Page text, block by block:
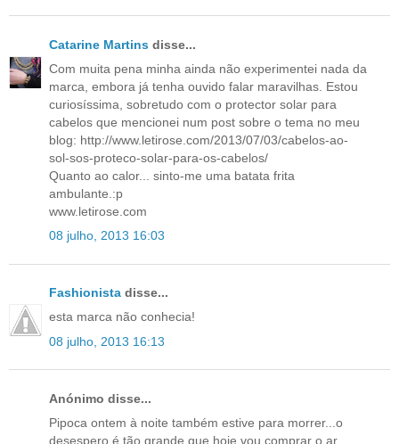
Catarine Martins disse...
Com muita pena minha ainda não experimentei nada da
marca, embora já tenha ouvido falar maravilhas. Estou
curiosíssima, sobretudo com o protector solar para
cabelos que mencionei num post sobre o tema no meu
blog: http://www.letirose.com/2013/07/03/cabelos-ao-
sol-sos-proteco-solar-para-os-cabelos/
Quanto ao calor... sinto-me uma batata frita
ambulante.:p
www.letirose.com
08 julho, 2013 16:03
Fashionista disse...
esta marca não conhecia!
08 julho, 2013 16:13
Anónimo disse...
Pipoca ontem à noite também estive para morrer...o
desespero é tão grande que hoje vou comprar o ar